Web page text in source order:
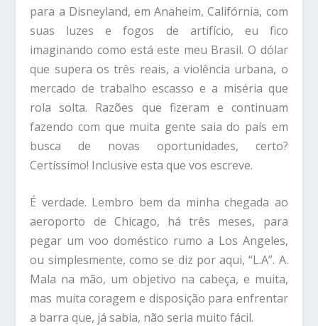
para a Disneyland, em Anaheim, Califórnia, com
suas luzes e fogos de artifício, eu fico
imaginando como está este meu Brasil. O dólar
que supera os três reais, a violência urbana, o
mercado de trabalho escasso e a miséria que
rola solta. Razões que fizeram e continuam
fazendo com que muita gente saia do país em
busca de novas oportunidades, certo?
Certíssimo! Inclusive esta que vos escreve.
É verdade. Lembro bem da minha chegada ao
aeroporto de Chicago, há três meses, para
pegar um voo doméstico rumo a Los Angeles,
ou simplesmente, como se diz por aqui, “L.A”. A.
Mala na mão, um objetivo na cabeça, e muita,
mas muita coragem e disposição para enfrentar
a barra que, já sabia, não seria muito fácil.